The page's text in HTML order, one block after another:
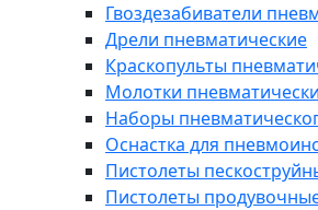
Гвоздезабиватели
Дрели пневматические
Краскопульты
Молотки
Наборы
Оснастка для
Пистолеты
Пистолеты